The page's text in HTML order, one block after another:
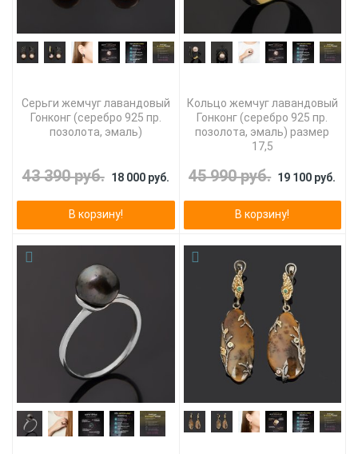
Серьги жемчуг лавандовый
Гонконг (серебро 925 пр.
позолота, эмаль)
43 390 руб. 18 000 руб.
В корзину!
Кольцо жемчуг лавандовый
Гонконг (серебро 925 пр.
позолота, эмаль) размер
17,5
45 990 руб. 19 100 руб.
В корзину!